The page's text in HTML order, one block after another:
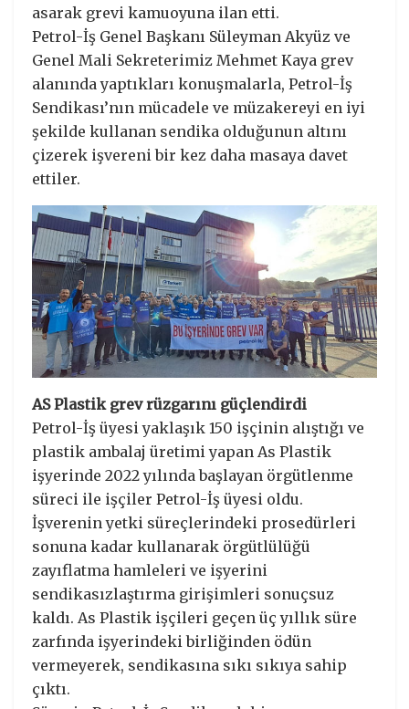
asarak grevi kamuoyuna ilan etti.
Petrol-İş Genel Başkanı Süleyman Akyüz ve
Genel Mali Sekreterimiz Mehmet Kaya grev
alanında yaptıkları konuşmalarla, Petrol-İş
Sendikası’nın mücadele ve müzakereyi en iyi
şekilde kullanan sendika olduğunun altını
çizerek işvereni bir kez daha masaya davet
ettiler.
AS Plastik grev rüzgarını güçlendirdi
Petrol-İş üyesi yaklaşık 150 işçinin alıştığı ve
plastik ambalaj üretimi yapan As Plastik
işyerinde 2022 yılında başlayan örgütlenme
süreci ile işçiler Petrol-İş üyesi oldu.
İşverenin yetki süreçlerindeki prosedürleri
sonuna kadar kullanarak örgütlülüğü
zayıflatma hamleleri ve işyerini
sendikasızlaştırma girişimleri sonuçsuz
kaldı. As Plastik işçileri geçen üç yıllık süre
zarfında işyerindeki birliğinden ödün
vermeyerek, sendikasına sıkı sıkıya sahip
çıktı.